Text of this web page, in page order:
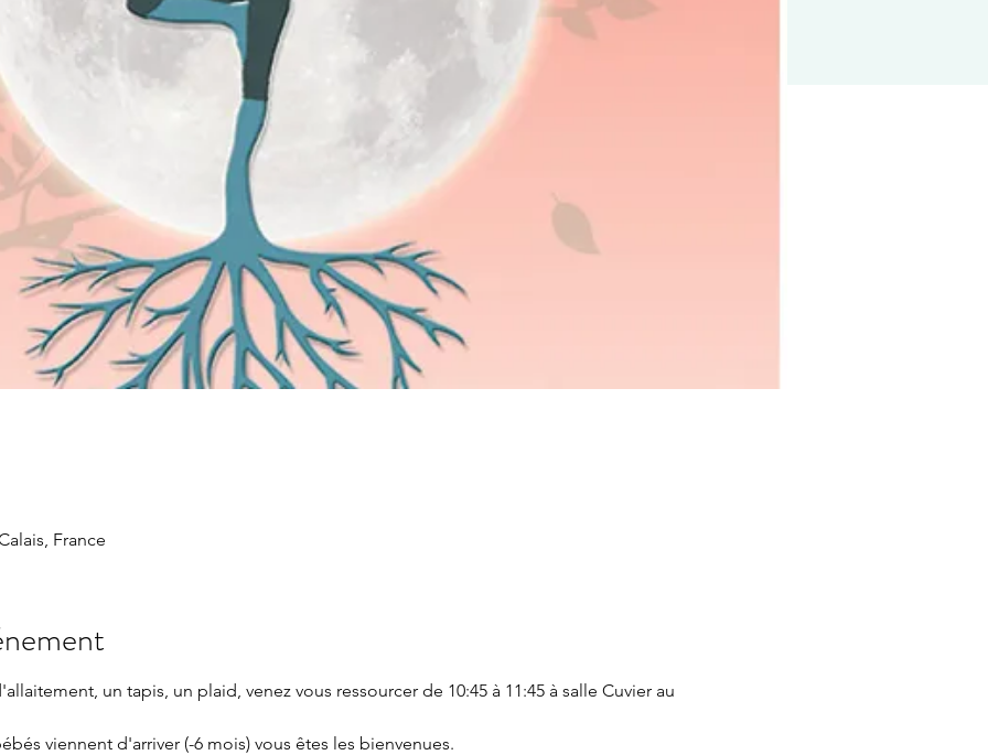
France
un tapis, un plaid, venez vous ressourcer de 10:45 à 11:45 à salle Cuvier au
viennent d'arriver (-6 mois) vous êtes les bienvenues.